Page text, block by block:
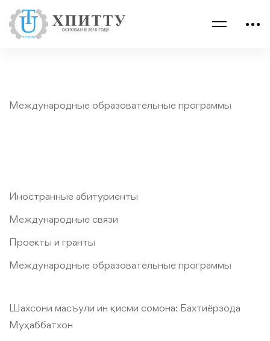
Международные образовательные программы
Иностранные абитуриенты
Международные связи
Проекты и гранты
Международные образовательные программы
Шахсони масъули ин қисми сомона: Бахтиёрзода
Муҳаббатхон